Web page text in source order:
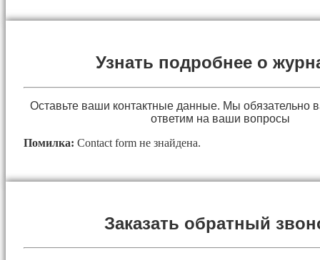
Узнать подробнее о
Оставьте ваши контактные данные. Мы обязательно
ответим на ваши вопросы
Помилка: Contact form не знайдена.
Заказать обратный